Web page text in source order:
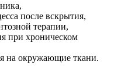
после вскрытия,
терапии,
при хроническом
на окружающие ткани.